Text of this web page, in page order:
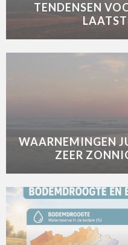
TENDENSEN
WAARNEMINGEN
ZEER